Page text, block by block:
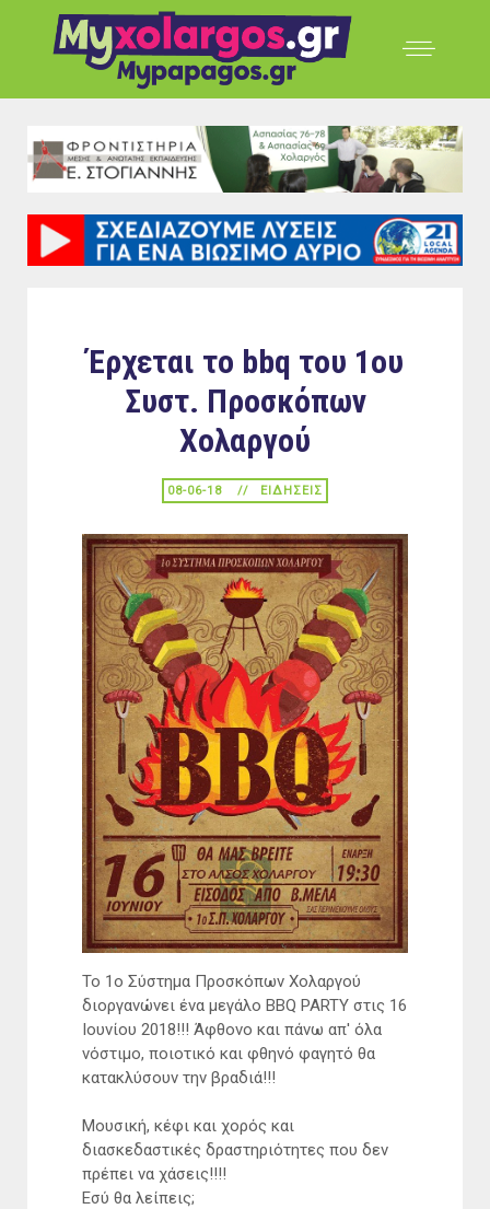
Έρχεται το bbq του 1ου
Συστ. Προσκόπων
Χολαργού
08-06-18 ΕΙΔΉΣΕΙΣ
Το 1ο Σύστημα Προσκόπων Χολαργού
διοργανώνει ένα μεγάλο BBQ PARTY στις 16
Ιουνίου 2018!!! Άφθονο και πάνω απ' όλα
νόστιμο, ποιοτικό και φθηνό φαγητό θα
κατακλύσουν την βραδιά!!!
Μουσική, κέφι και χορός και
διασκεδαστικές δραστηριότητες που δεν
πρέπει να χάσεις!!!!
Εσύ θα λείπεις;